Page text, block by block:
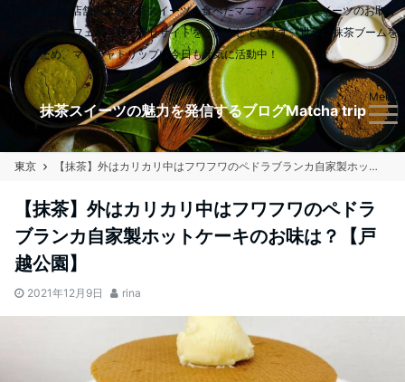
日本全国900店舗以上の抹茶スイーツを食べたマニアが、抹茶スイーツのお取り
扱いのあるカフェやお取り寄せサイトをご紹介しています。世界に抹茶ブームを
起こすため、マッチャトリップは今日も元気に活動中！
抹茶スイーツの魅力を発信するブログMatcha trip
Menu
東京 【抹茶】外はカリカリ中はフワフワのペドラブランカ自家製ホットケーキのお味は？【戸越公園】
【抹茶】外はカリカリ中はフワフワのペドラ
ブランカ自家製ホットケーキのお味は？【戸
越公園】
2021年12月9日 rina